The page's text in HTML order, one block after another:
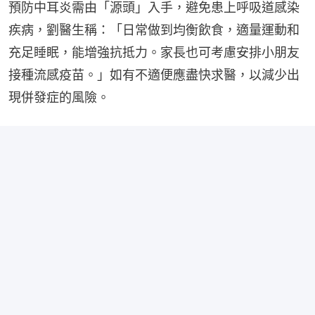
預防中耳炎需由「源頭」入手，避免患上呼吸道感染
疾病，劉醫生稱：「日常做到均衡飲食，適量運動和
充足睡眠，能增強抗抵力。家長也可考慮安排小朋友
接種流感疫苗。」如有不適便應盡快求醫，以減少出
現併發症的風險。